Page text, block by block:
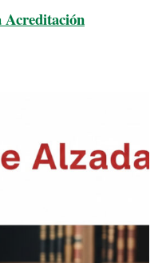
Acreditación